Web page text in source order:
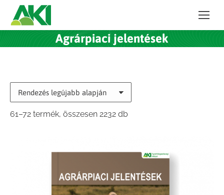
Agrárpiaci jelentések
61–72 termék, összesen 2232 dbSorted